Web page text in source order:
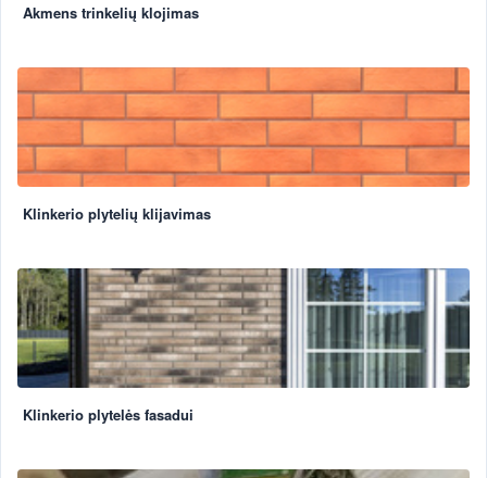
Akmens trinkelių klojimas
Klinkerio plytelių klijavimas
Klinkerio plytelės fasadui